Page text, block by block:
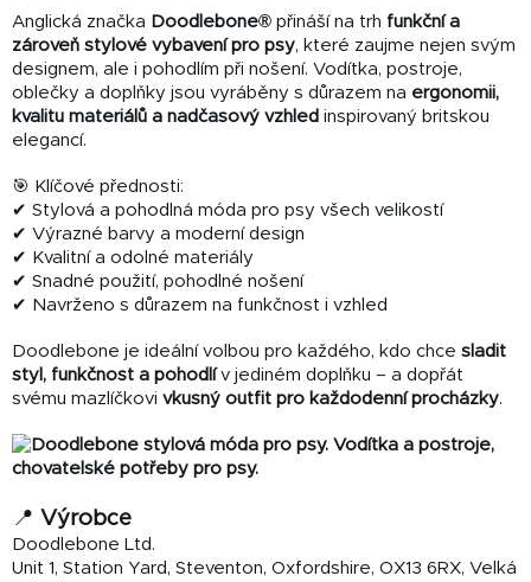
Anglická značka Doodlebone® přináší na trh funkční a
zároveň stylové vybavení pro psy, které zaujme nejen svým
designem, ale i pohodlím při nošení. Vodítka, postroje,
oblečky a doplňky jsou vyráběny s důrazem na ergonomii,
kvalitu materiálů a nadčasový vzhled inspirovaný britskou
elegancí.
🎯 Klíčové přednosti:
✔ Stylová a pohodlná móda pro psy všech velikostí
✔ Výrazné barvy a moderní design
✔ Kvalitní a odolné materiály
✔ Snadné použití, pohodlné nošení
✔ Navrženo s důrazem na funkčnost i vzhled
Doodlebone je ideální volbou pro každého, kdo chce sladit
styl, funkčnost a pohodlív jediném doplňku – a dopřát
svému mazlíčkovi vkusný outfit pro každodenní procházky.
📍 Výrobce
Doodlebone Ltd.
Unit 1, Station Yard, Steventon, Oxfordshire, OX13 6RX, Velká